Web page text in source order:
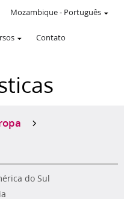
Contato
Mozambique- Português
do Sul